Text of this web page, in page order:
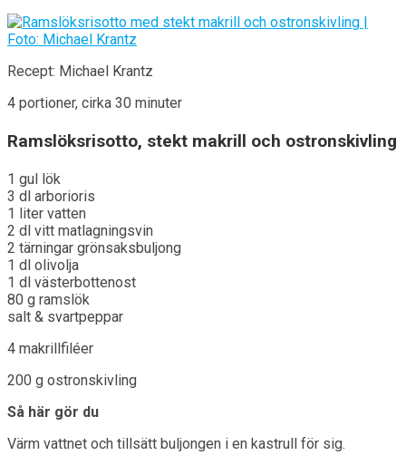
Recept: Michael Krantz
4 portioner, cirka 30 minuter
Ramslöksrisotto, stekt makrill och ostronskivling
1 gul lök
3 dl arborioris
1 liter vatten
2 dl vitt matlagningsvin
2 tärningar grönsaksbuljong
1 dl olivolja
1 dl västerbottenost
80 g ramslök
salt & svartpeppar
4 makrillfiléer
200 g ostronskivling
Så här gör du
Värm vattnet och tillsätt buljongen i en kastrull för sig.